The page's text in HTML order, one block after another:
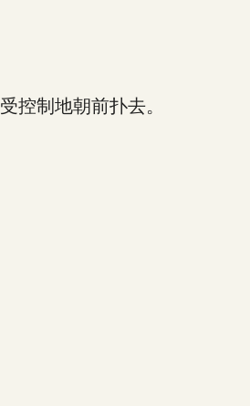
制地朝前扑去。